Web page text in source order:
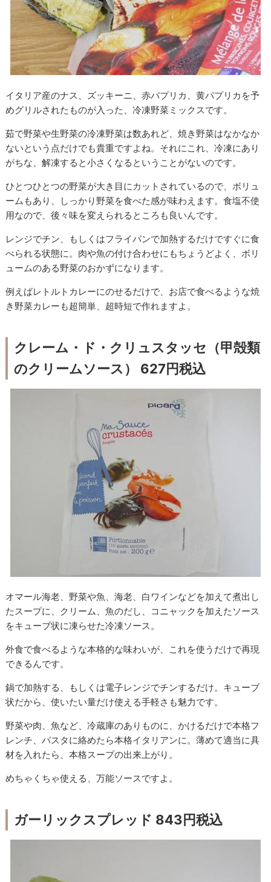
イタリア産のナス、ズッキーニ、赤パプリカ、黄パプリカを予
めグリルされたものが入った、冷凍野菜ミックスです。
茹で野菜や生野菜の冷凍野菜は数あれど、焼き野菜はなかなか
ないという点だけでも貴重ですよね。それにこれ、冷凍にあり
がちな、解凍すると小さくなるということがないのです。
ひとつひとつの野菜が大き目にカットされているので、ボリュ
ームもあり、しっかり野菜を食べた感が味わえます。食塩不使
用なので、後々味を変えられるところも良いんです。
レンジでチン、もしくはフライパンで加熱するだけですぐに食
べられる状態に。肉や魚の付け合わせにもちょうどよく、ボリ
ュームのある野菜のおかずになります。
例えばレトルトカレーにのせるだけで、お店で食べるような焼
き野菜カレーも超簡単、超時短で作れますよ。
クレーム・ド・クリュスタッセ（甲殻類
のクリームソース） 627円税込
オマール海老、野菜や魚、海老、白ワインなどを加えて煮出し
たスープに、クリーム、魚のだし、コニャックを加えたソース
をキューブ状に凍らせた冷凍ソース。
外食で食べるような本格的な味わいが、これを使うだけで再現
できるんです。
鍋で加熱する、もしくは電子レンジでチンするだけ。キューブ
状だから、使いたい量だけ使える手軽さも魅力です。
野菜や肉、魚など、冷蔵庫のありものに、かけるだけで本格フ
レンチ、パスタに絡めたら本格イタリアンに。薄めて適当に具
材を入れたら、本格スープの出来上がり。
めちゃくちゃ使える、万能ソースですよ。
ガーリックスプレッド 843円税込